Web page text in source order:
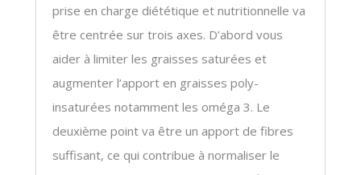
prise en charge diététique et nutritionnelle va
être centrée sur trois axes. D’abord vous
aider à limiter les graisses saturées et
augmenter l’apport en graisses poly-
insaturées notamment les oméga 3. Le
deuxième point va être un apport de fibres
suffisant, ce qui contribue à normaliser le